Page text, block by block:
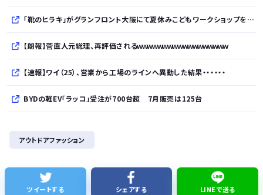
「靴のヒラキ」がグランフロント大阪にて夏休みこどもワークショップを開催！親子で楽しむ靴デコレーション体験や足の計測会
【朗報】菅直人元総理、再評価されるｗｗｗｗｗｗｗｗｗｗｗｗｗｗｗｗｗｗ
【速報】ワイ（25）、営業から工場のラインへ異動した結果・・・・・・
BYDの軽EV「ラッコ」受注が700台超 7月販売は125台
【細胞】「小胞体」名前を変えるべき？ イメージと異なる姿、「理解に支障」
アウトドアファッション
ツイートする シェアする LINEで送る